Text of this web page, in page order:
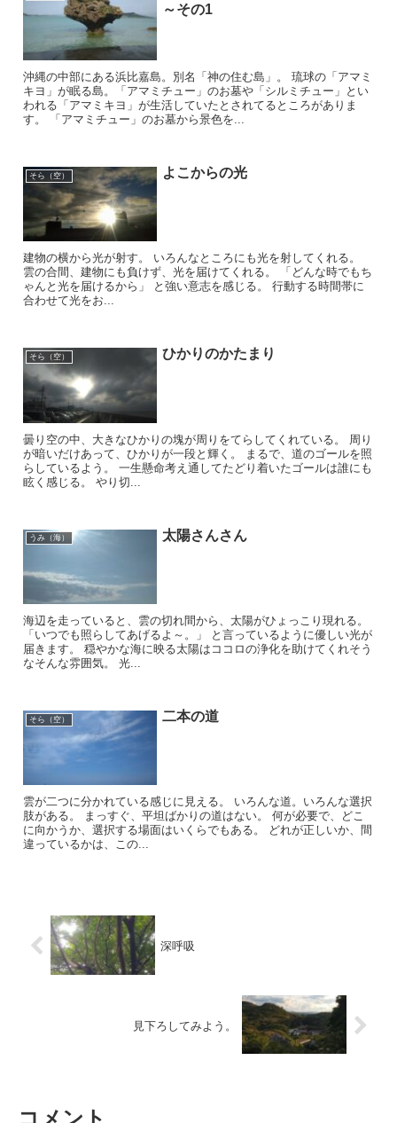
～その1
沖縄の中部にある浜比嘉島。別名「神の住む島」。 琉球の「アマミ
キヨ」が眠る島。「アマミチュー」のお墓や「シルミチュー」とい
われる「アマミキヨ」が生活していたとされてるところがありま
す。 「アマミチュー」のお墓から景色を...
そら（空） よこからの光
建物の横から光が射す。 いろんなところにも光を射してくれる。
雲の合間、建物にも負けず、光を届けてくれる。 「どんな時でもち
ゃんと光を届けるから」 と強い意志を感じる。 行動する時間帯に
合わせて光をお...
そら（空） ひかりのかたまり
曇り空の中、大きなひかりの塊が周りをてらしてくれている。 周り
が暗いだけあって、ひかりが一段と輝く。 まるで、道のゴールを照
らしているよう。 一生懸命考え通してたどり着いたゴールは誰にも
眩く感じる。 やり切...
うみ（海） 太陽さんさん
海辺を走っていると、雲の切れ間から、太陽がひょっこり現れる。
「いつでも照らしてあげるよ～。」 と言っているように優しい光が
届きます。 穏やかな海に映る太陽はココロの浄化を助けてくれそう
なそんな雰囲気。 光...
そら（空） 二本の道
雲が二つに分かれている感じに見える。 いろんな道。いろんな選択
肢がある。 まっすぐ、平坦ばかりの道はない。 何が必要で、どこ
に向かうか、選択する場面はいくらでもある。 どれが正しいか、間
違っているかは、この...
深呼吸
見下ろしてみよう。